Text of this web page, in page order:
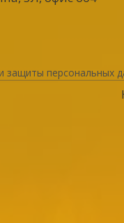
защиты персональных